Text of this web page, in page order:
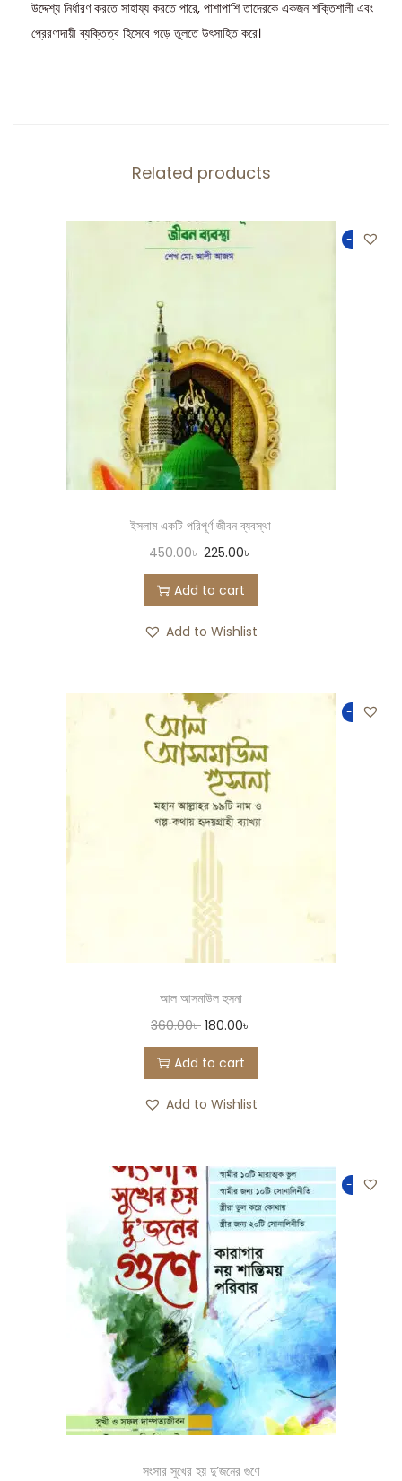
উদ্দেশ্য নির্ধারণ করতে সাহায্য করতে পারে, পাশাপাশি তাদেরকে একজন শক্তিশালী এবং
প্রেরণাদায়ী ব্যক্তিত্ব হিসেবে গড়ে তুলতে উৎসাহিত করে।
Related products
-50%
ইসলাম একটি পরিপূর্ণ জীবন ব্যবস্থা
450.00৳ 225.00৳
Add to cart
Add to Wishlist
-50%
আল আসমাউল হুসনা
360.00৳ 180.00৳
Add to cart
Add to Wishlist
-50%
সংসার সুখের হয় দু’জনের গুণে